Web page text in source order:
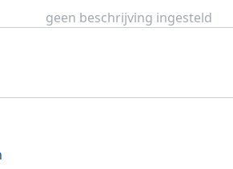
geen beschrijving ingesteld